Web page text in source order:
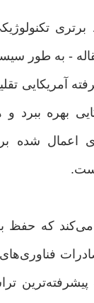
- به طور
آمریکایی
بهره ببرد و
اعمال شده
می‌کند که حفظ